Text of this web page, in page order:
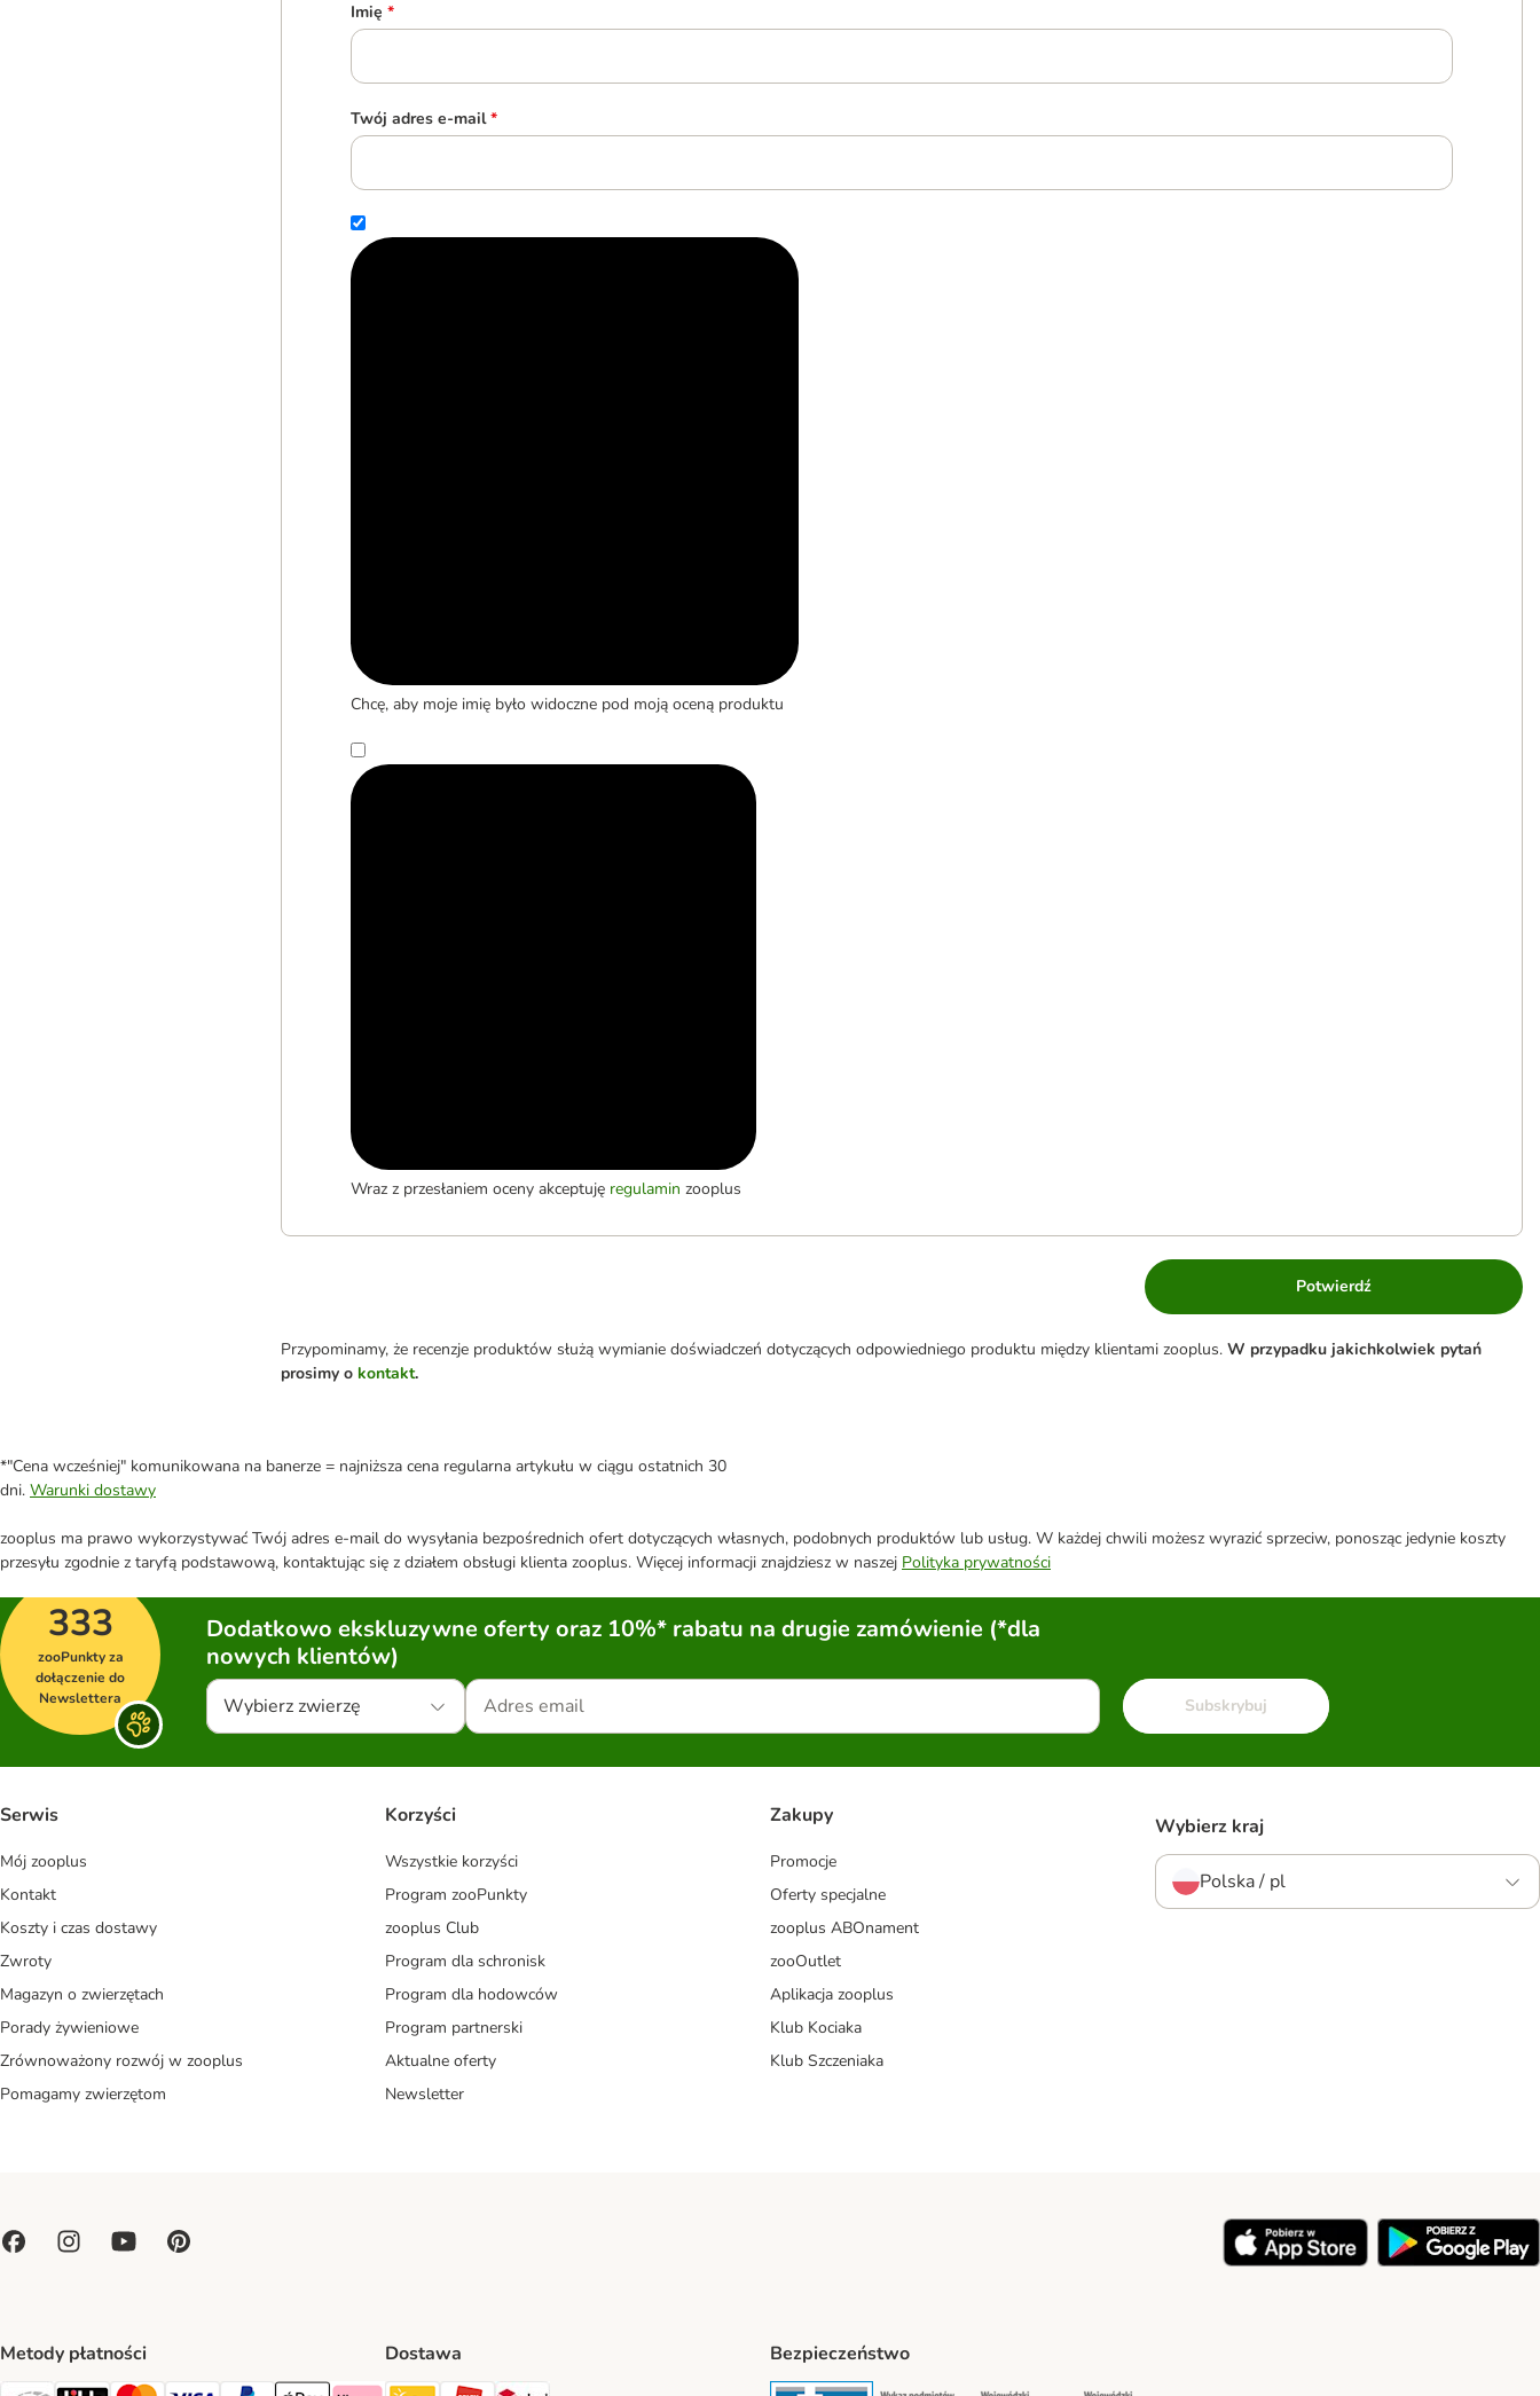
Imię *
Twój adres e-mail *
Chcę, aby moje imię było widoczne pod moją oceną produktu
Wraz z przesłaniem oceny akceptuję regulamin zooplus
Potwierdź
Przypominamy, że recenzje produktów służą wymianie doświadczeń dotyczących odpowiedniego produktu między klientami zooplus. W przypadku jakichkolwiek pytań
prosimy o kontakt.
*"Cena wcześniej" komunikowana na banerze = najniższa cena regularna artykułu w ciągu ostatnich 30
dni. Warunki dostawy
zooplus ma prawo wykorzystywać Twój adres e-mail do wysyłania bezpośrednich ofert dotyczących własnych, podobnych produktów lub usług. W każdej chwili możesz wyrazić sprzeciw, ponosząc jedynie koszty
przesyłu zgodnie z taryfą podstawową, kontaktując się z działem obsługi klienta zooplus. Więcej informacji znajdziesz w naszej Polityka prywatności
333
zooPunkty za
dołączenie do
Newslettera
Dodatkowo ekskluzywne oferty oraz 10%* rabatu na drugie zamówienie (*dla
nowych klientów)
Wybierz zwierzę Subskrybuj
Serwis
Mój zooplus
Kontakt
Koszty i czas dostawy
Zwroty
Magazyn o zwierzętach
Porady żywieniowe
Zrównoważony rozwój w zooplus
Pomagamy zwierzętom
Korzyści
Wszystkie korzyści
Program zooPunkty
zooplus Club
Program dla schronisk
Program dla hodowców
Program partnerski
Aktualne oferty
Newsletter
Zakupy
Promocje
Oferty specjalne
zooplus ABOnament
zooOutlet
Aplikacja zooplus
Klub Kociaka
Klub Szczeniaka
Wybierz kraj
Polska / pl
Metody płatności Dostawa
Paczkomat® Shipping Method
ORLEN Paczka Shipping Method
Bezpieczeństwo
Security Security Security